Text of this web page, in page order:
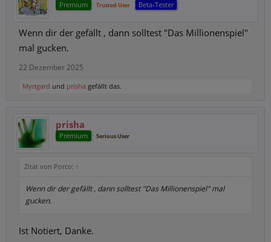
Premium Trusted User Beta-Tester
Wenn dir der gefällt , dann solltest "Das Millionenspiel"
mal gucken.
22 Dezember 2025
Mydgard und prisha gefällt das.
prisha
Premium Serious User
Zitat von Porco: ↑
Wenn dir der gefällt , dann solltest "Das Millionenspiel" mal
gucken.
Ist Notiert, Danke.